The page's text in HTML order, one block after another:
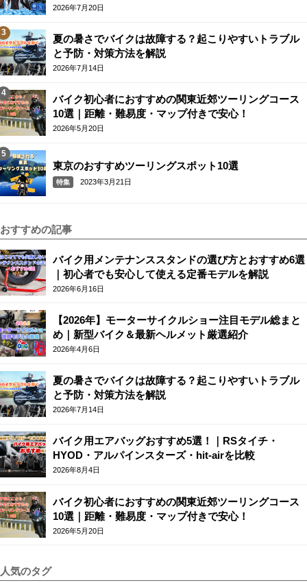
2026年7月20日
夏の暑さでバイクは故障する？起こりやすいトラブル
と予防・対策方法を解説
2026年7月14日
バイク初心者におすすめの関東近郊ツーリングコース
10選｜距離・難易度・マップ付きで安心！
2026年5月20日
東京のおすすめツーリングスポット10選
特集 2023年3月21日
おすすめの記事
バイク用メンテナンススタンドの選び方とおすすめ6選
｜初心者でも安心して使える定番モデルを解説
2026年6月16日
【2026年】モーターサイクルショー注目モデル総まと
め｜新型バイク＆最新ヘルメット厳選紹介
2026年4月6日
夏の暑さでバイクは故障する？起こりやすいトラブル
と予防・対策方法を解説
2026年7月14日
バイク用エアバッグおすすめ5選！｜RSタイチ・
HYOD・アルパインスターズ・hit-airを比較
2026年8月4日
バイク初心者におすすめの関東近郊ツーリングコース
10選｜距離・難易度・マップ付きで安心！
2026年5月20日
人気のタグ